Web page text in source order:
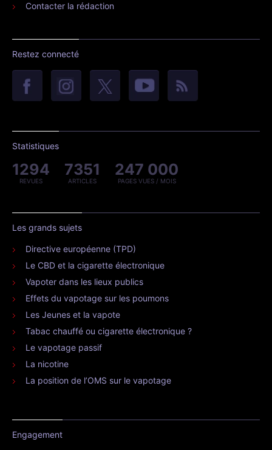
Contacter la rédaction
Restez connecté
Statistiques
1294
REVUES
7351
ARTICLES
247 000
PAGES VUES / MOIS
Les grands sujets
Directive européenne (TPD)
Le CBD et la cigarette électronique
Vapoter dans les lieux publics
Effets du vapotage sur les poumons
Les Jeunes et la vapote
Tabac chauffé ou cigarette électronique ?
Le vapotage passif
La nicotine
La position de l’OMS sur le vapotage
Engagement